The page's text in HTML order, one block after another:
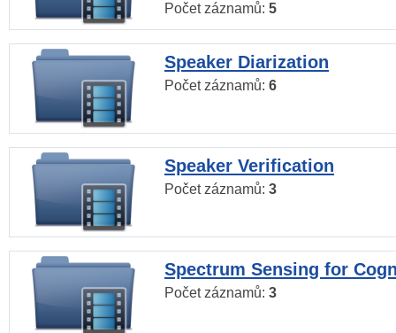
Počet záznamů: 5
Speaker Diarization
Počet záznamů: 6
Speaker Verification
Počet záznamů: 3
Spectrum Sensing for
Počet záznamů: 3